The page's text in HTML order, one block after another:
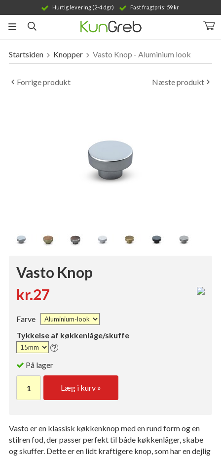
Hurtig levering (2-4 dgr) Fast fragtpris: 59 kr
Produktet er blevet tilføjet til din indkøbskurv
Startsiden Knopper Vasto Knop - Aluminium look
Forrige produkt Næste produkt
Vasto Knop
kr.27
Farve
Tykkelse af køkkenlåge/skuffe
På lager
Læg i kurv »
Vasto er en klassisk køkkenknop med en rund form og en
stilren fod, der passer perfekt til både køkkenlåger, skabe
og skuffer. Dette er en lidt kraftigere knop, som har en dejlig